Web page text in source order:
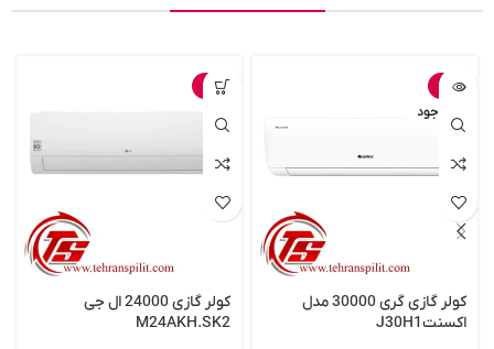
-7%
ناموجود
کولر گازی گری 30000 مدل
اکسنتJ30H1
-3%
کولر گازی 24000 ال جی
M24AKH.SK2